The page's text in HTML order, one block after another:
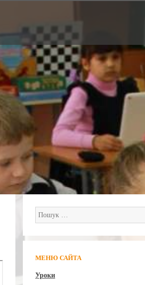
Пошук:
МЕНЮ САЙТА
Уроки